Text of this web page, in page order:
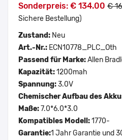
Sonderpreis: € 134.00 €
Sichere Bestellung)
Zustand: Neu
Art.-Nr.: ECN10778_PLC_Oth
Passend für Marke:Allen
Kapazität:1200mah
Spannung:3.0V
Chemischer Aufbau des
Maße:7.0*6.0*3.0
Kompatibles Modell:1770-
Garantie:1 Jahr Garantie und